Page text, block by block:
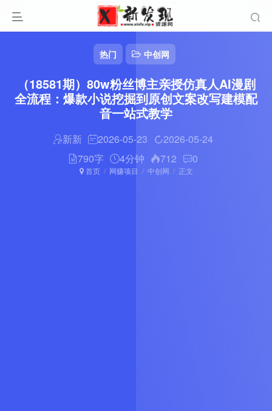
热门 中创网
（18581期）80w粉丝博主亲授仿真人AI漫剧
全流程：爆款小说挖掘到原创文案改写建模配
音一站式教学
新新 2026-05-23
2026-05-24
790字
4分钟 712 0
首页 网赚项目 中创网 正文